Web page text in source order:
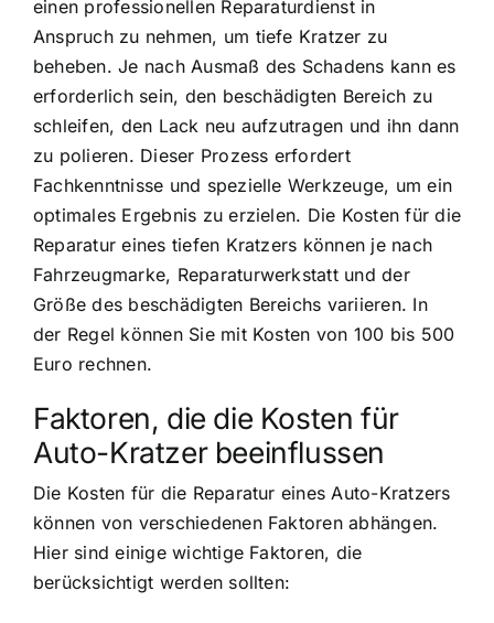
einen professionellen Reparaturdienst in
Anspruch zu nehmen, um tiefe Kratzer zu
beheben. Je nach Ausmaß des Schadens kann es
erforderlich sein, den beschädigten Bereich zu
schleifen, den Lack neu aufzutragen und ihn dann
zu polieren. Dieser Prozess erfordert
Fachkenntnisse und spezielle Werkzeuge, um ein
optimales Ergebnis zu erzielen. Die Kosten für die
Reparatur eines tiefen Kratzers können je nach
Fahrzeugmarke, Reparaturwerkstatt und der
Größe des beschädigten Bereichs variieren. In
der Regel können Sie mit Kosten von 100 bis 500
Euro rechnen.
Faktoren, die die Kosten für
Auto-Kratzer beeinflussen
Die Kosten für die Reparatur eines Auto-Kratzers
können von verschiedenen Faktoren abhängen.
Hier sind einige wichtige Faktoren, die
berücksichtigt werden sollten: